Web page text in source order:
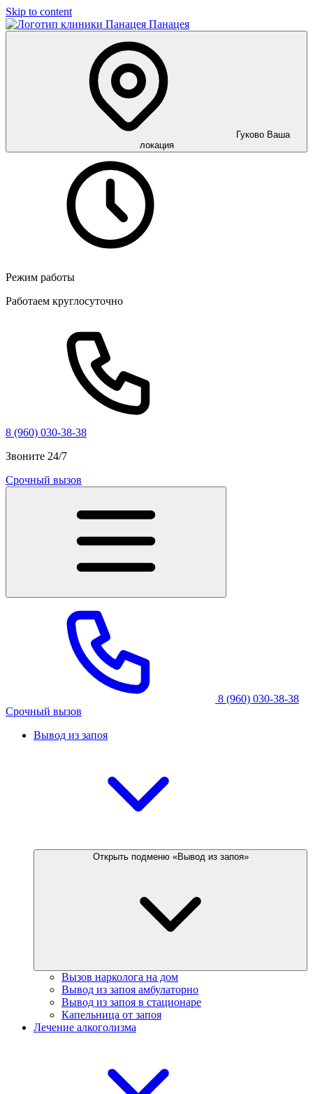
Skip to content
Панацея
Гуково Ваша
локация
Режим работы
Работаем круглосуточно
8 (960) 030-38-38
Звоните 24/7
Срочный вызов
8 (960) 030-38-38
Срочный вызов
Вывод из запоя
Открыть подменю «Вывод из запоя»
Вызов нарколога на дом
Вывод из запоя амбулаторно
Вывод из запоя в стационаре
Капельница от запоя
Лечение алкоголизма